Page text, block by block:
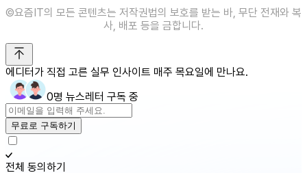
©️요즘IT의 모든 콘텐츠는 저작권법의 보호를 받는 바, 무단 전재와 복
사, 배포 등을 금합니다.
에디터가 직접 고른 실무 인사이트 매주 목요일에 만나요.
0명 뉴스레터 구독 중
무료로 구독하기
전체 동의하기